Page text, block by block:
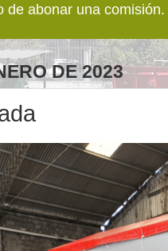
de abonar una comisión.
DE 2023